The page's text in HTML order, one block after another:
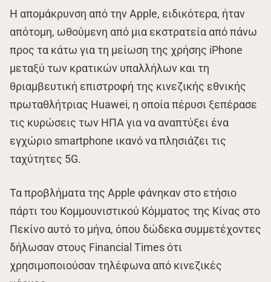
Η απομάκρυνση από την Apple, ειδικότερα, ήταν
απότομη, ωθούμενη από μια εκστρατεία από πάνω
προς τα κάτω για τη μείωση της χρήσης iPhone
μεταξύ των κρατικών υπαλλήλων και τη
θριαμβευτική επιστροφή της κινεζικής εθνικής
πρωταθλήτριας Huawei, η οποία πέρυσι ξεπέρασε
τις κυρώσεις των ΗΠΑ για να αναπτύξει ένα
εγχώριο smartphone ικανό να πλησιάζει τις
ταχύτητες 5G.
Τα προβλήματα της Apple φάνηκαν στο ετήσιο
πάρτι του Κομμουνιστικού Κόμματος της Κίνας στο
Πεκίνο αυτό το μήνα, όπου δώδεκα συμμετέχοντες
δήλωσαν στους Financial Times ότι
χρησιμοποιούσαν τηλέφωνα από κινεζικές